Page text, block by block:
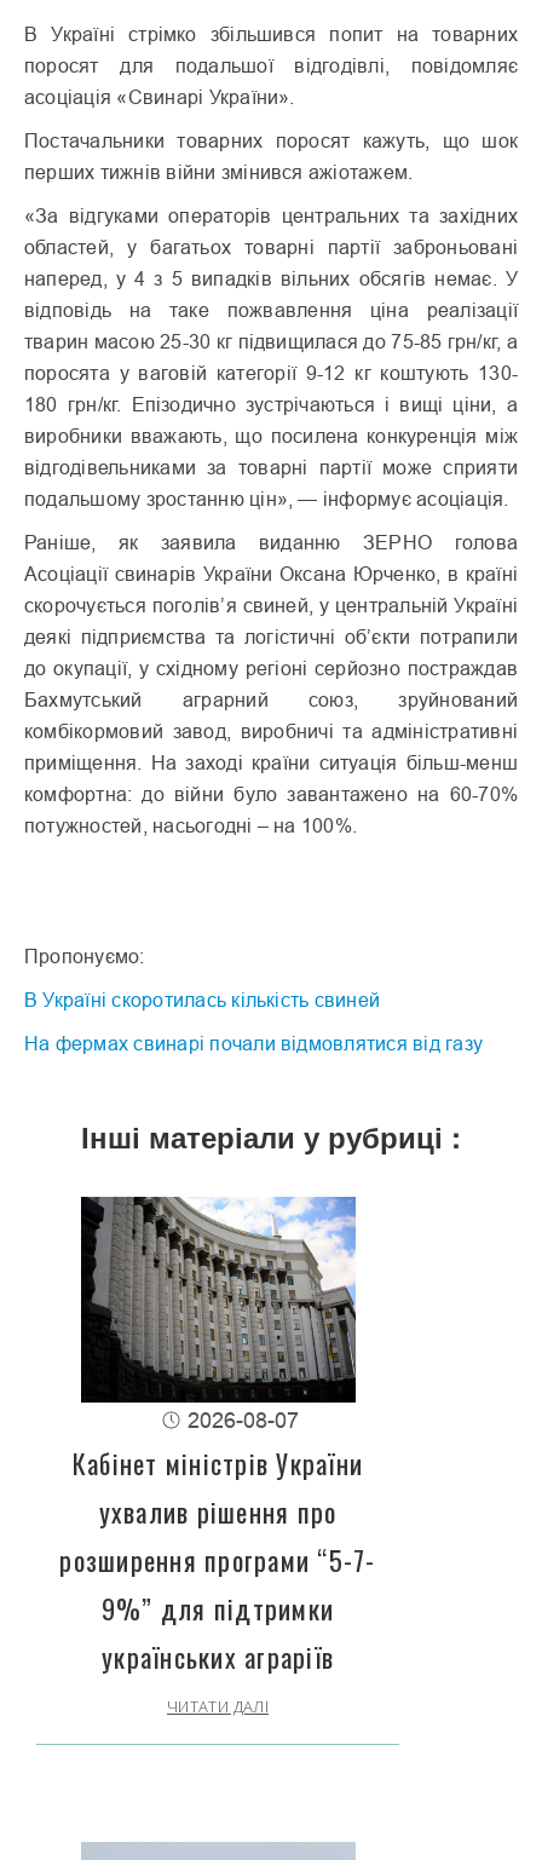
В Україні стрімко збільшився попит на товарних
поросят для подальшої відгодівлі, повідомляє
асоціація «Свинарі України».
Постачальники товарних поросят кажуть, що шок
перших тижнів війни змінився ажіотажем.
«За відгуками операторів центральних та західних
областей, у багатьох товарні партії заброньовані
наперед, у 4 з 5 випадків вільних обсягів немає. У
відповідь на таке пожвавлення ціна реалізації
тварин масою 25-30 кг підвищилася до 75-85 грн/кг, а
поросята у ваговій категорії 9-12 кг коштують 130-
180 грн/кг. Епізодично зустрічаються і вищі ціни, а
виробники вважають, що посилена конкуренція між
відгодівельниками за товарні партії може сприяти
подальшому зростанню цін», — інформує асоціація.
Раніше, як заявила виданню ЗЕРНО голова
Асоціації свинарів України Оксана Юрченко, в країні
скорочується поголів’я свиней, у центральній Україні
деякі підприємства та логістичні об’єкти потрапили
до окупації, у східному регіоні серйозно постраждав
Бахмутський аграрний союз, зруйнований
комбікормовий завод, виробничі та адміністративні
приміщення. На заході країни ситуація більш-менш
комфортна: до війни було завантажено на 60-70%
потужностей, насьогодні – на 100%.
Пропонуємо:
В Україні скоротилась кількість свиней
На фермах свинарі почали відмовлятися від газу
Інші матеріали у рубриці :
2026-08-07
Кабінет міністрів України
ухвалив рішення про
розширення програми “5-7-
9%” для підтримки
українських аграріїв
ЧИТАТИ ДАЛІ